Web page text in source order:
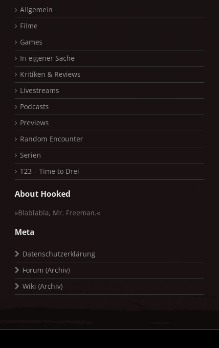
Allgemein
Filme
Games
In eigener Sache
Kritiken & Reviews
Livestreams
Podcasts
Previews
Random Encounter
Serien
T23 – Time to Drei
About Hooked
»Blablabla, Mr. Freeman.«
Meta
Datenschutzerklärung
Forum (Archiv)
Wiki (Archiv)